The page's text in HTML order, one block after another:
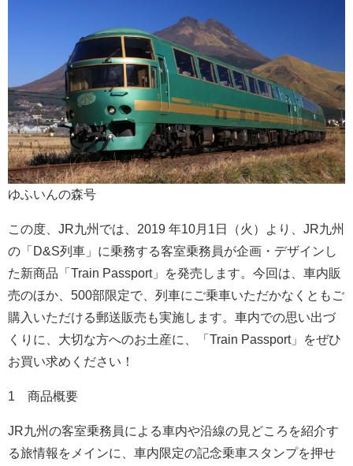
ゆふいんの森号
この度、JR九州では、2019 年10月1日（火）より、JR九州
の「D&S列車」に乗務する客室乗務員が企画・デザインし
た新商品「Train Passport」を発売します。今回は、車内販
売のほか、500部限定で、列車にご乗車いただかなくともご
購入いただける郵送販売も実施します。車内での思い出づ
くりに、大切な方へのお土産に、「Train Passport」をぜひ
お買い求めください！
1 商品概要
JR九州の客室乗務員による車内や沿線の見どころを紹介す
る旅情報をメインに、車内限定の記念乗車スタンプを押せ